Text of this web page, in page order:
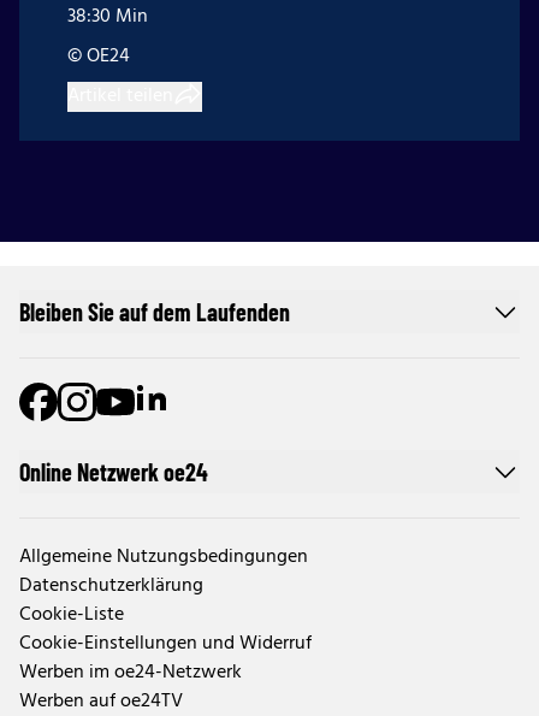
38:30 Min
© OE24
Online Netzwerk oe24
Allgemeine Nutzungsbedingungen
Datenschutzerklärung
Cookie-Liste
Cookie-Einstellungen und Widerruf
Werben im oe24-Netzwerk
Werben auf oe24TV
Bleiben Sie auf dem Laufenden